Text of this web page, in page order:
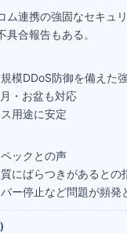
ム連携の強固なセキ
合報告もある。
模DDoS防御を備えた
・お盆も対応
用途に安定
ックとの声
にばらつきがあるとの
ー停止など問題が頻発